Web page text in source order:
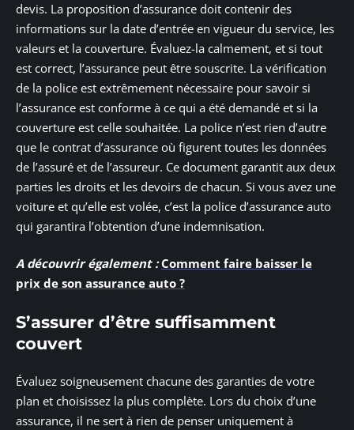
devis. La proposition d’assurance doit contenir des
informations sur la date d’entrée en vigueur du service, les
valeurs et la couverture. Évaluez-la calmement, et si tout
est correct, l’assurance peut être souscrite. La vérification
de la police est extrêmement nécessaire pour savoir si
l’assurance est conforme à ce qui a été demandé et si la
couverture est celle souhaitée. La police n’est rien d’autre
que le contrat d’assurance où figurent toutes les données
de l’assuré et de l’assureur. Ce document garantit aux deux
parties les droits et les devoirs de chacun. Si vous avez une
voiture et qu’elle est volée, c’est la police d’assurance auto
qui garantira l’obtention d’une indemnisation.
A découvrir également : Comment faire baisser le
prix de son assurance auto ?
S’assurer d’être suffisamment
couvert
Évaluez soigneusement chacune des garanties de votre
plan et choisissez la plus complète. Lors du choix d’une
assurance, il ne sert à rien de penser uniquement à